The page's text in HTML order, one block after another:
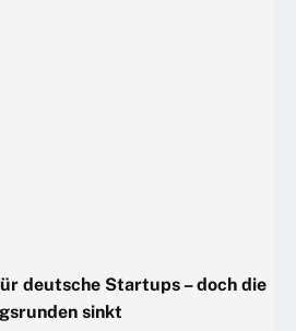
deutsche Startups – doch die
sinkt